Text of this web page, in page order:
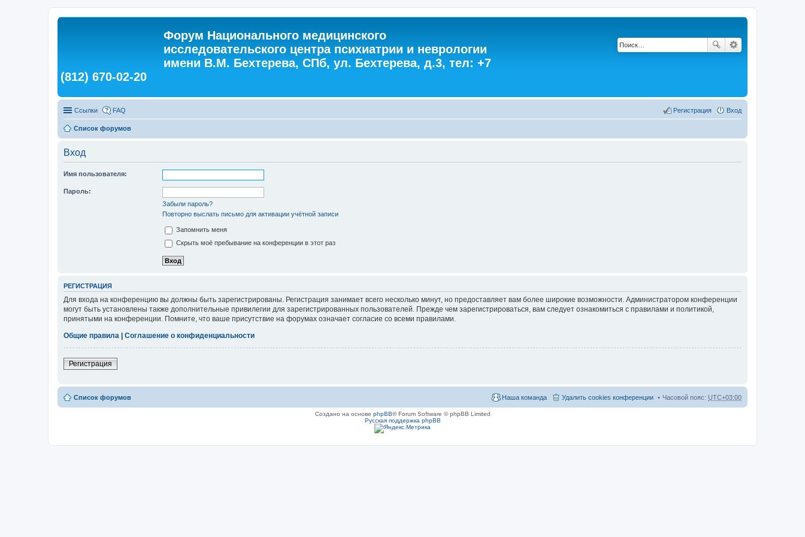
Форум Национального медицинского
исследовательского центра психиатрии и неврологии
имени В.М. Бехтерева, СПб, ул. Бехтерева, д.3, тел: +7
(812) 670-02-20
Ссылки FAQ Вход
Регистрация
Список форумов
Вход
Имя пользователя:
Пароль:
Забыли пароль?
Повторно выслать письмо для активации учётной записи
Запомнить меня
Скрыть моё пребывание на конференции в этот раз
РЕГИСТРАЦИЯ
Для входа на конференцию вы должны быть зарегистрированы. Регистрация занимает всего несколько минут, но предоставляет вам более широкие возможности. Администратором конференции
могут быть установлены также дополнительные привилегии для зарегистрированных пользователей. Прежде чем зарегистрироваться, вам следует ознакомиться с правилами и политикой,
принятыми на конференции. Помните, что ваше присутствие на форумах означает согласие со всеми правилами.
Общие правила
Соглашение о конфиденциальности
Регистрация
Список форумов Часовой пояс: UTC+03:00
Удалить cookies конференции
Наша команда
Создано на основе phpBB® Forum Software © phpBB Limited
Русская поддержка phpBB